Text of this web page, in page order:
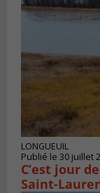
LONGUEUIL
Publié le 30 juillet
C’est jour
Saint-